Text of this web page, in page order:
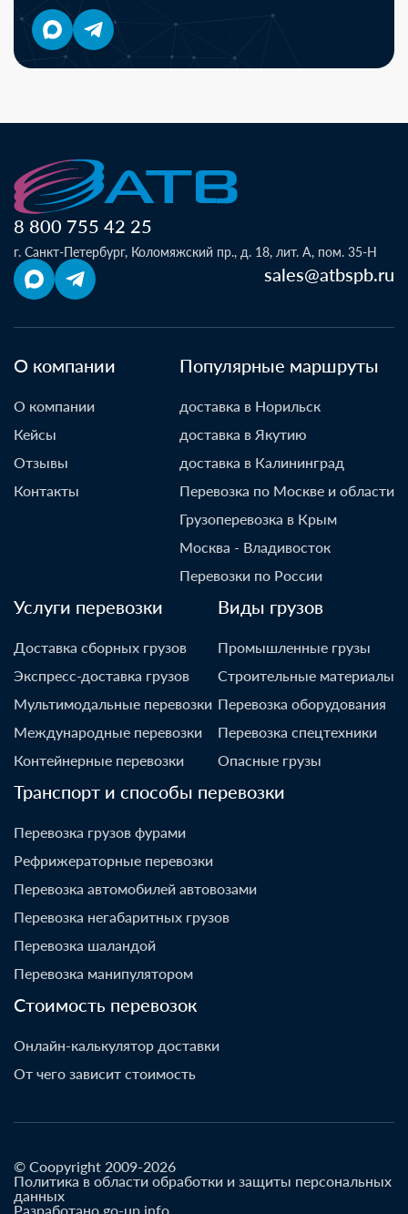
8 800 755 42 25
г. Санкт-Петербург, Коломяжский пр., д. 18, лит. А, пом. 35-Н
sales@atbspb.ru
О компании
О компании
Кейсы
Отзывы
Контакты
Популярные маршруты
доставка в Норильск
доставка в Якутию
доставка в Калининград
Перевозка по Москве и области
Грузоперевозка в Крым
Москва - Владивосток
Перевозки по России
Услуги перевозки
Доставка сборных грузов
Экспресс-доставка грузов
Мультимодальные перевозки
Международные перевозки
Контейнерные перевозки
Виды грузов
Промышленные грузы
Строительные материалы
Перевозка оборудования
Перевозка спецтехники
Опасные грузы
Транспорт и способы перевозки
Перевозка грузов фурами
Рефрижераторные перевозки
Перевозка автомобилей автовозами
Перевозка негабаритных грузов
Перевозка шаландой
Перевозка манипулятором
Стоимость перевозок
Онлайн-калькулятор доставки
От чего зависит стоимость
© Coopyright 2009-2026
Политика в области обработки и защиты персональных
данных
Разработано go-up.info